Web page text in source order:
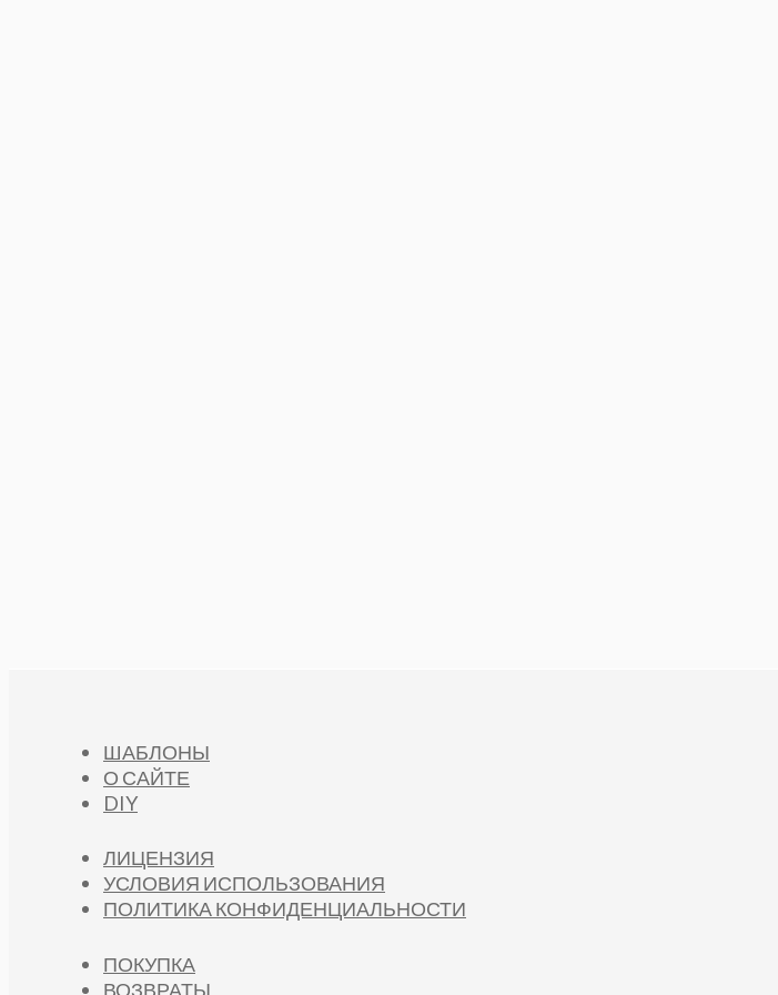
ШАБЛОНЫ
О САЙТЕ
DIY
ЛИЦЕНЗИЯ
УСЛОВИЯ ИСПОЛЬЗОВАНИЯ
ПОЛИТИКА КОНФИДЕНЦИАЛЬНОСТИ
ПОКУПКА
ВОЗВРАТЫ